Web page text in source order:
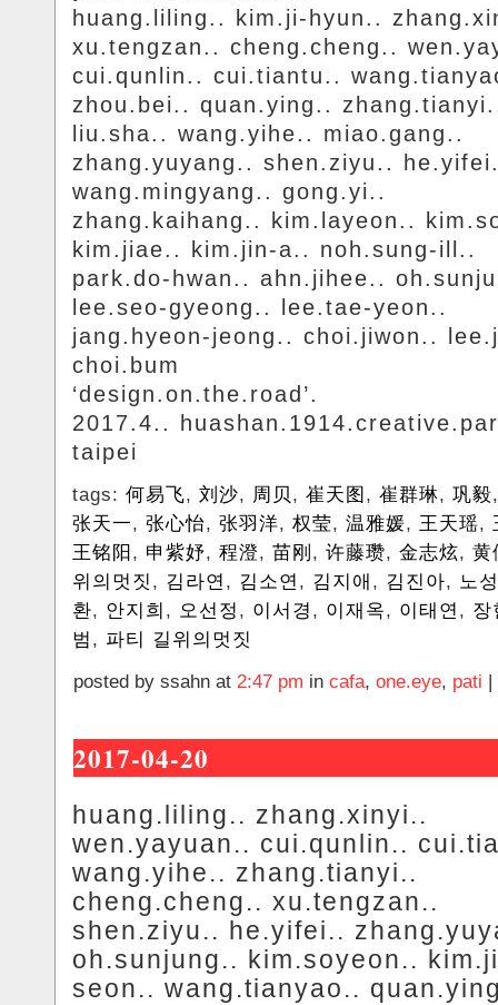
huang.liling.. kim.ji-hyun..
xu.tengzan.. cheng.cheng..
cui.qunlin.. cui.tiantu..
zhou.bei.. quan.ying..
liu.sha.. wang.yihe.. miao.gang..
zhang.yuyang.. shen.ziyu..
wang.mingyang.. gong.yi..
zhang.kaihang.. kim.layeon..
kim.jiae.. kim.jin-a.. noh.sung-ill..
park.do-hwan.. ahn.jihee..
lee.seo-gyeong.. lee.tae-yeon..
jang.hyeon-jeong.. choi.jiwon..
choi.bum
‘design.on.the.road’.
2017.4..
taipei
tags: 何易飞, 刘沙, 周贝 , 崔天图 , 崔群琳, 巩毅
张天一, 张心怡, 张羽洋, 权莹, 温雅媛, 王天瑶,
王铭阳 , 申紫妤, 程澄, 苗刚 , 许藤瓒, 金志炫, 黄
위의멋짓 , 김라연 , 김소연 , 김지애 , 김진아, 노
환, 안지희 , 오선정 , 이서경 , 이재옥, 이태연 , 장
범 , 파티 길위의멋짓
posted by ssahn at 2:47 pm in cafa, one.eye, pati
2017-04-20
huang.liling.. zhang.xinyi..
wen.yayuan.. cui.qunlin..
wang.yihe.. zhang.tianyi..
cheng.cheng.. xu.tengzan..
shen.ziyu.. he.yifei..
oh.sunjung.. kim.soyeon..
seon.. wang.tianyao..